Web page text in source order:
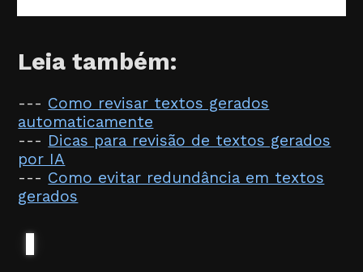
Leia também:
--- Como revisar textos gerados
automaticamente
--- Dicas para revisão de textos gerados
por IA
--- Como evitar redundância em textos
gerados